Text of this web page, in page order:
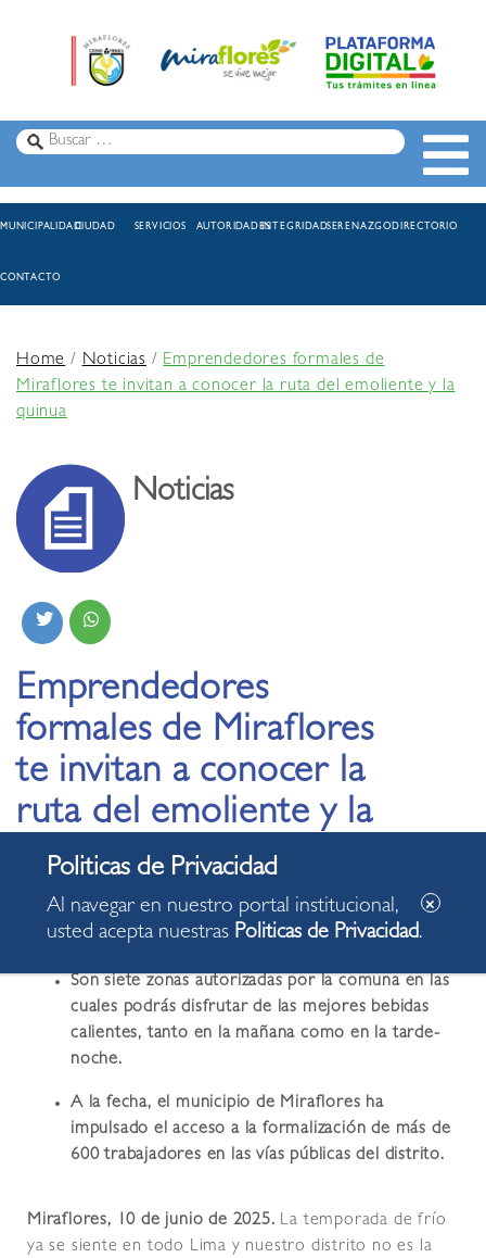
MUNICIPALIDADCIUDAD SERVICIOS AUTORIDADESINTEGRIDADSERENAZGODIRECTORIO
CONTACTO
Home/Noticias /Emprendedores formales de
Miraflores te invitan a conocer la ruta del emoliente y la
quinua
Noticias
Emprendedores
formales de Miraflores
te invitan a conocer la
ruta del emoliente y la
quinua
10.06.2025
Son siete zonas autorizadas por la comuna en las
cuales podrás disfrutar de las mejores bebidas
calientes, tanto en la mañana como en la tarde-
noche.
A la fecha, el municipio de Miraflores ha
impulsado el acceso a la formalización de más de
600 trabajadores en las vías públicas del distrito.
Miraflores, 10 de junio de 2025. La temporada de frío
ya se siente en todo Lima y nuestro distrito no es la
Al navegar en nuestro portal institucional,
usted acepta nuestras Politicas de Privacidad.